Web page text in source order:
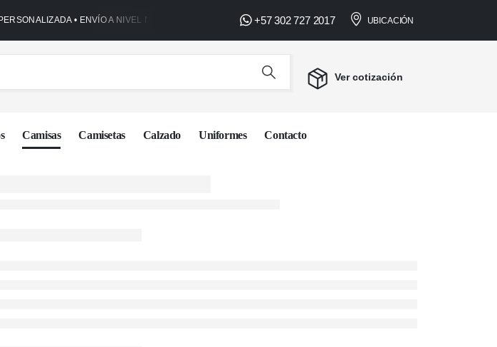
• ENVÍO A NIVEL NACIONAL • COTIZACIÓN PERSONALIZADA •
+57 302 727 2017 UBICACIÓN
Ver cotización
Camisas Camisetas Calzado Uniformes Contacto